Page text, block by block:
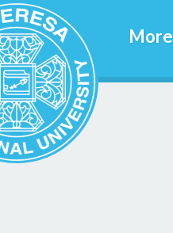
More